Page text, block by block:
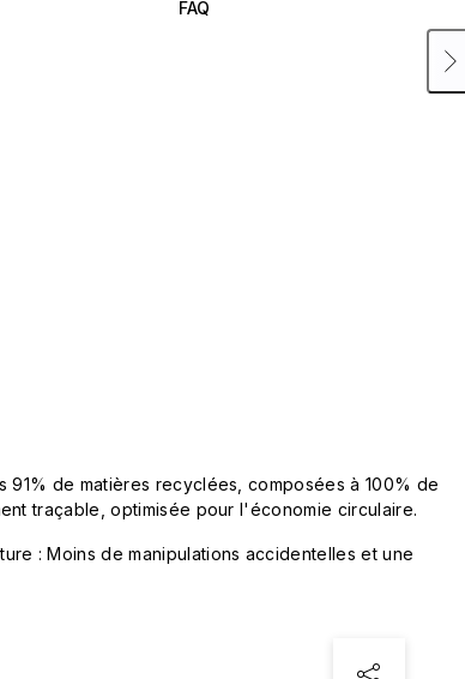
FAQ
91% de matières recyclées, composées à 100% de
traçable, optimisée pour l'économie circulaire.
: Moins de manipulations accidentelles et une